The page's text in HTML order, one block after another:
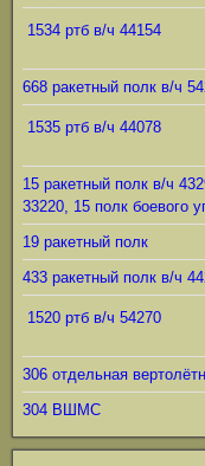
1534 ртб в/ч 44154
668 ракетный полк в/ч
1535 ртб в/ч 44078
15 ракетный полк в/ч
33220, 15 полк боевого
19 ракетный полк
433 ракетный полк в/ч
1520 ртб в/ч 54270
306 отдельная
304 ВШМС